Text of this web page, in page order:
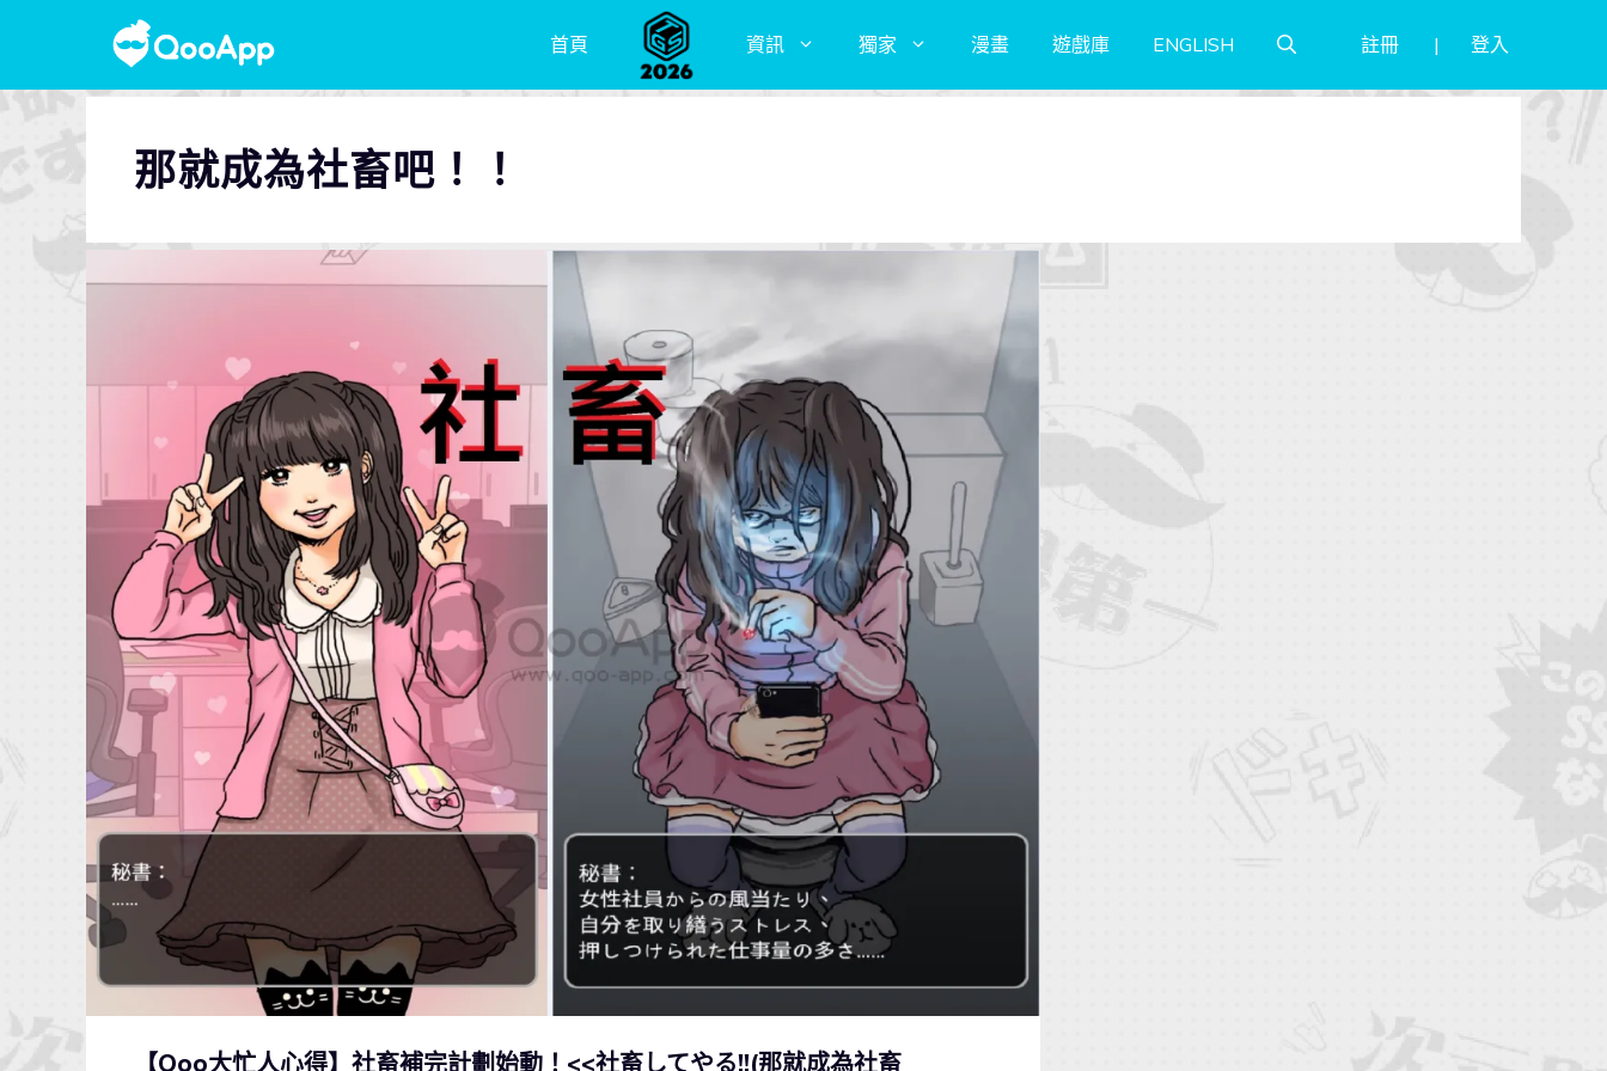
首頁 資訊 獨家 漫畫 遊戲庫 ENGLISH 註冊 登入
那就成為社畜吧！！
【Qoo大忙人心得】社畜補完計劃始動！<<社畜してやる!!(那就成為社畜